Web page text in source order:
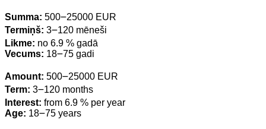
Summa: 500౼25000 EUR
Termiņš: 3౼120 mēneši
Likme: no 6.9 % gadā
Vecums: 18౼75 gadi
Amount: 500౼25000 EUR
Term: 3౼120 months
Interest: from 6.9 % per year
Age: 18౼75 years